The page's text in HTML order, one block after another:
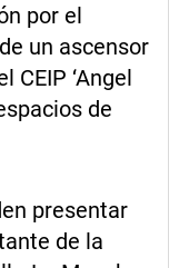
por el
un ascensor
CEIP ‘Angel
de
presentar
de la